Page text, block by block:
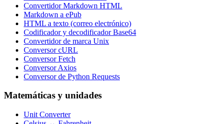
Convertidor Markdown HTML
Markdown a ePub
HTML a texto (correo electrónico)
Codificador y decodificador Base64
Convertidor de marca Unix
Conversor cURL
Conversor Fetch
Conversor Axios
Conversor de Python Requests
Matemáticas y unidades
Unit Converter